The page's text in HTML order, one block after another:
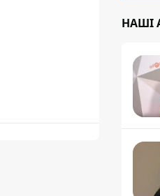
НАШІ